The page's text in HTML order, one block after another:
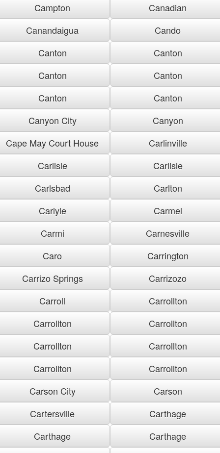
Campton
Canadian
Canandaigua
Cando
Canton
Canton
Canton
Canton
Canton
Canton
Canyon City
Canyon
Cape May Court House
Carlinville
Carlisle
Carlisle
Carlsbad
Carlton
Carlyle
Carmel
Carmi
Carnesville
Caro
Carrington
Carrizo Springs
Carrizozo
Carroll
Carrollton
Carrollton
Carrollton
Carrollton
Carrollton
Carrollton
Carrollton
Carson City
Carson
Cartersville
Carthage
Carthage
Carthage